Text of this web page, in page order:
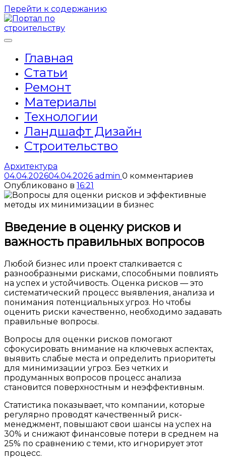
Перейти к содержанию
Главная
Статьи
Ремонт
Материалы
Технологии
Ландшафт Дизайн
Строительство
Архитектура
04.04.202604.04.2026 admin 0 комментариев
Опубликовано в 16:21
Введение в оценку рисков и
важность правильных вопросов
Любой бизнес или проект сталкивается с
разнообразными рисками, способными повлиять
на успех и устойчивость. Оценка рисков — это
систематический процесс выявления, анализа и
понимания потенциальных угроз. Но чтобы
оценить риски качественно, необходимо задавать
правильные вопросы.
Вопросы для оценки рисков помогают
сфокусировать внимание на ключевых аспектах,
выявить слабые места и определить приоритеты
для минимизации угроз. Без четких и
продуманных вопросов процесс анализа
становится поверхностным и неэффективным.
Статистика показывает, что компании, которые
регулярно проводят качественный риск-
менеджмент, повышают свои шансы на успех на
30% и снижают финансовые потери в среднем на
25% по сравнению с теми, кто игнорирует этот
процесс.